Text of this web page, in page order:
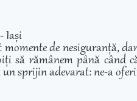
Iași
de nesiguranță,
rămânem până când
sprijin adevarat: ne-a